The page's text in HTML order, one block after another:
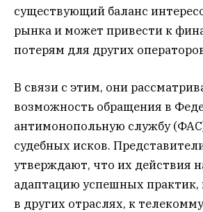
существующий баланс
рынка и может привести к
потерям для других
В связи с этим, они
возможность обращения в
антимонопольную службу
судебных исков.
утверждают, что их действия
адаптацию успешных практик,
в других отраслях, к